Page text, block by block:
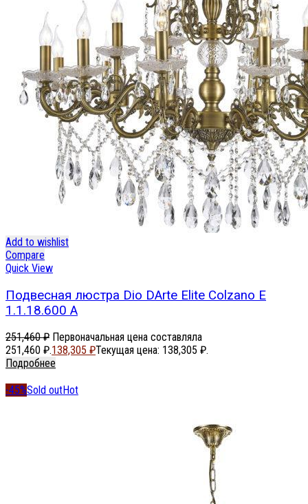
Add to wishlist
Compare
Quick View
Подвесная люстра Dio DArte Elite Colzano E
1.1.18.600 A
251,460₽ Первоначальная цена составляла
251,460 ₽.138,305 ₽Текущая цена: 138,305 ₽.
Подробнее
-45%Sold outHot